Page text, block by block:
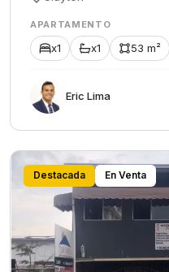
APARTAMENTO
x1 x1 53 m²
Eric Lima
Destacada En Venta